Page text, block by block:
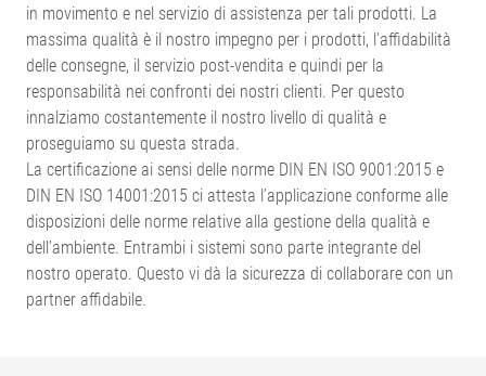
in movimento e nel servizio di assistenza per tali prodotti. La
massima qualità è il nostro impegno per i prodotti, l'affidabilità
delle consegne, il servizio post-vendita e quindi per la
responsabilità nei confronti dei nostri clienti. Per questo
innalziamo costantemente il nostro livello di qualità e
proseguiamo su questa strada.
La certificazione ai sensi delle norme DIN EN ISO 9001:2015 e
DIN EN ISO 14001:2015 ci attesta l’applicazione conforme alle
disposizioni delle norme relative alla gestione della qualità e
dell’ambiente. Entrambi i sistemi sono parte integrante del
nostro operato. Questo vi dà la sicurezza di collaborare con un
partner affidabile.